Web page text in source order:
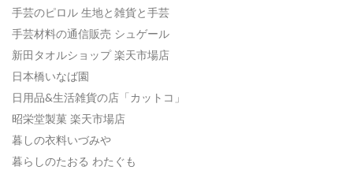
手芸のピロル 生地と雑貨と手芸
手芸材料の通信販売 シュゲール
新田タオルショップ 楽天市場店
日本橋いなば園
日用品&生活雑貨の店「カットコ」
昭栄堂製菓 楽天市場店
暮しの衣料いづみや
暮らしのたおる わたぐも